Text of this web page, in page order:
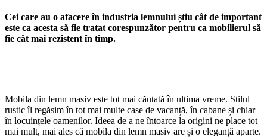
Cei care au o afacere în industria lemnului știu cât de important
este ca acesta să fie tratat corespunzător pentru ca mobilierul să
fie cât mai rezistent în timp.
Mobila din lemn masiv este tot mai căutată în ultima vreme. Stilul
rustic îl regăsim în tot mai multe case de vacanță, în cabane și chiar
în locuințele oamenilor. Ideea de a ne întoarce la origini ne place tot
mai mult, mai ales că mobila din lemn masiv are și o eleganță aparte.